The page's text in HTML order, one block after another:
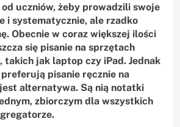
od uczniów, żeby prowadzili swoje
i systematycznie, ale rzadko
Obecnie w coraz większej ilości
się pisanie na sprzętach
takich jak laptop czy iPad. Jednak
pisanie ręcznie na
alternatywa. Są nią notatki
zbiorczym dla wszystkich